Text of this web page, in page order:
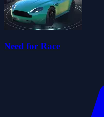
Need for Race